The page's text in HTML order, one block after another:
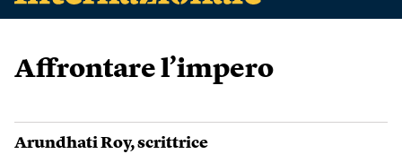
Affrontare l’impero
Arundhati Roy, scrittrice